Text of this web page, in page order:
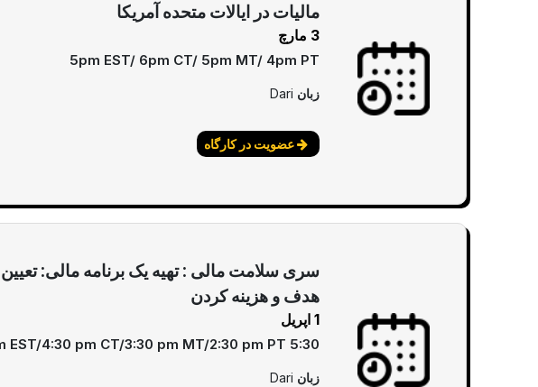
مالیات در ایالات متحده آمریکا
3 مارچ
5pm EST/ 6pm CT/ 5pm MT/ 4pm PT
زبان
عضویت در کارگاه
سری سلامت مالی : تهیه یک برنامه مالی: تعیین
هدف و هزینه کردن
1 اپریل
5:30 pm EST/4:30 pm CT/3:30 pm MT/2:30 pm PT
زبان